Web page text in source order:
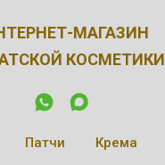
МАГАЗИН
КОСМЕТИКИ
Патчи Крема